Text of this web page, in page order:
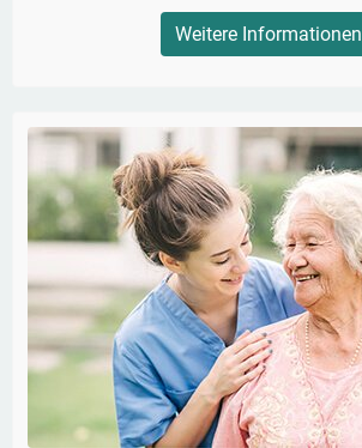
Weitere Informationen